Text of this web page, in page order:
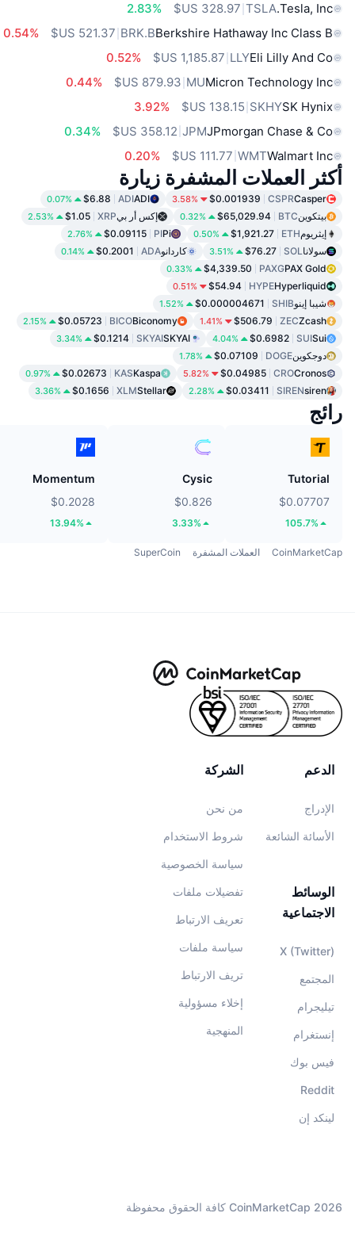
Tesla, Inc.
TSLA
2.83%
Berkshire Hathaway Inc Class B
BRK.B
0.54%
Eli Lilly And Co
LLY
0.52%
Micron Technology Inc
MU
0.44%
SK Hynix
SKHY
3.92%
JPmorgan Chase & Co
JPM
0.34%
Walmart Inc
WMT
0.20%
أكثر العملات المشفرة زيارة
Casper
CSPR
$0.001939
3.58%
ADI
ADI
$6.88
0.07%
بيتكوينBTC
$65,029.94
0.32% إكس أر بيXRP
$1.05
2.53%
إيثريومETH
$1,921.27
0.50%
Pi
PI
$0.09115
2.76%
سولانا SOL
$76.27
3.51% كاردانوADA
$0.2001
0.14%
PAX Gold
PAXG
$4,339.50
0.33%
Hyperliquid
HYPE
$54.94
0.51%
شيبا إينوSHIB
$0.000004671
1.52%
Zcash
ZEC
$506.79
1.41%
Biconomy
BICO
$0.05723
2.15%
Sui
SUI
$0.6982
4.04%
SKYAI
SKYAI
$0.1214
3.34%
دوجكوينDOGE
$0.07109
1.78%
Cronos
CRO
$0.04985
5.82%
Kaspa
KAS
$0.02673
0.97%
siren
SIREN
$0.03411
2.28%
Stellar
XLM
$0.1656
3.36%
رائج
Tutorial
$0.07707
105.7%
Cysic
$0.826
3.33%
Momentum
$0.2028
13.94%
CoinMarketCap العملات المشفرة SuperCoin
الشركة
من نحن
شروط الاستخدام
سياسة الخصوصية
تفضيلات ملفات
تعريف الارتباط
سياسة ملفات
تريف الارتباط
إخلاء مسؤولية
المنهجية
الدعم
الإدراج
الأسائة الشائعة
الوسائط
الاجتماعية
X (Twitter)
المجتمع
تيليجرام
إنستغرام
فيس بوك
Reddit
لينكد إن
CoinMarketCap 2026 كافة الحقوق محفوظة